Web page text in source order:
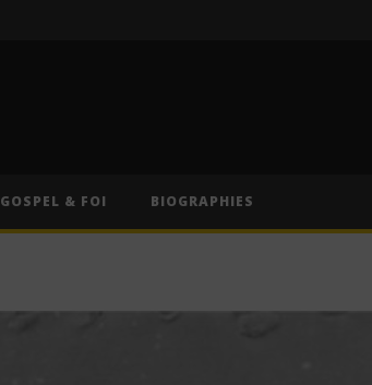
GOSPEL & FOI BIOGRAPHIES